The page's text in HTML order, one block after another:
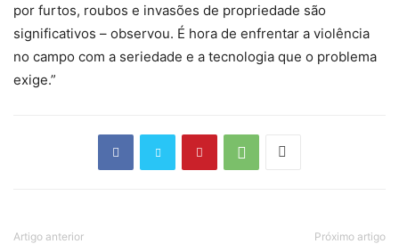
por furtos, roubos e invasões de propriedade são
significativos – observou. É hora de enfrentar a violência
no campo com a seriedade e a tecnologia que o problema
exige.”
Artigo anterior Próximo artigo